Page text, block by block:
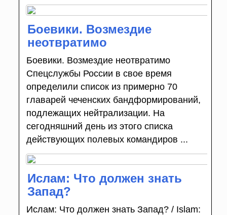
Боевики. Возмездие
неотвратимо
Боевики. Возмездие неотвратимо
Спецслужбы России в свое время
определили список из примерно 70
главарей чеченских бандформирований,
подлежащих нейтрализации. На
сегодняшний день из этого списка
действующих полевых командиров ...
Ислам: Что должен знать
Запад?
Ислам: Что должен знать Запад? / Islam: